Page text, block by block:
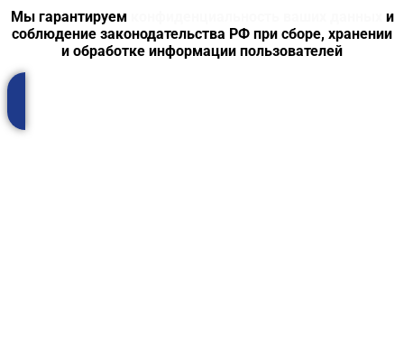
Мы гарантируем
и
соблюдение законодательства РФ при сборе, хранении
и обработке информации пользователей